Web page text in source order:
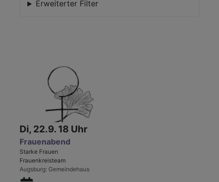
Erweiterter Filter
Di, 22.9. 18 Uhr
Frauenabend
Starke Frauen
Frauenkreisteam
Augsburg Gemeindehaus